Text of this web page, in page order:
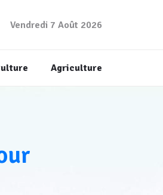
Vendredi 7 Août 2026
Agriculture